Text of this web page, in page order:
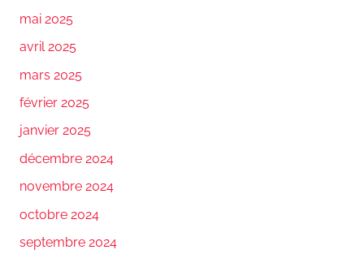
mai 2025
avril 2025
mars 2025
février 2025
janvier 2025
décembre 2024
novembre 2024
octobre 2024
septembre 2024